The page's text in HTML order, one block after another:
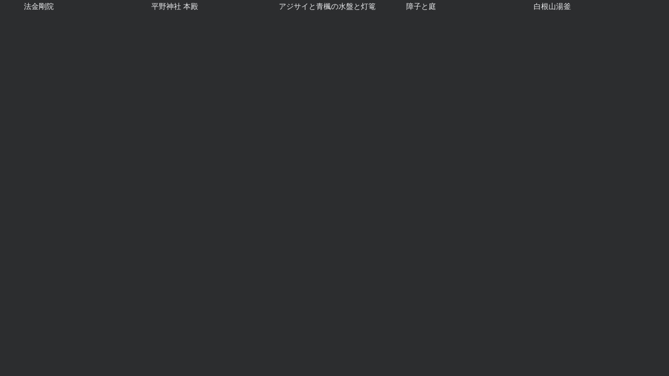
法金剛院 平野神社 本殿 アジサイと青楓の水盤と灯篭 障子と庭 白根山湯釜